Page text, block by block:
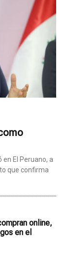
en El Peruano, a
que confirma
online,
en el